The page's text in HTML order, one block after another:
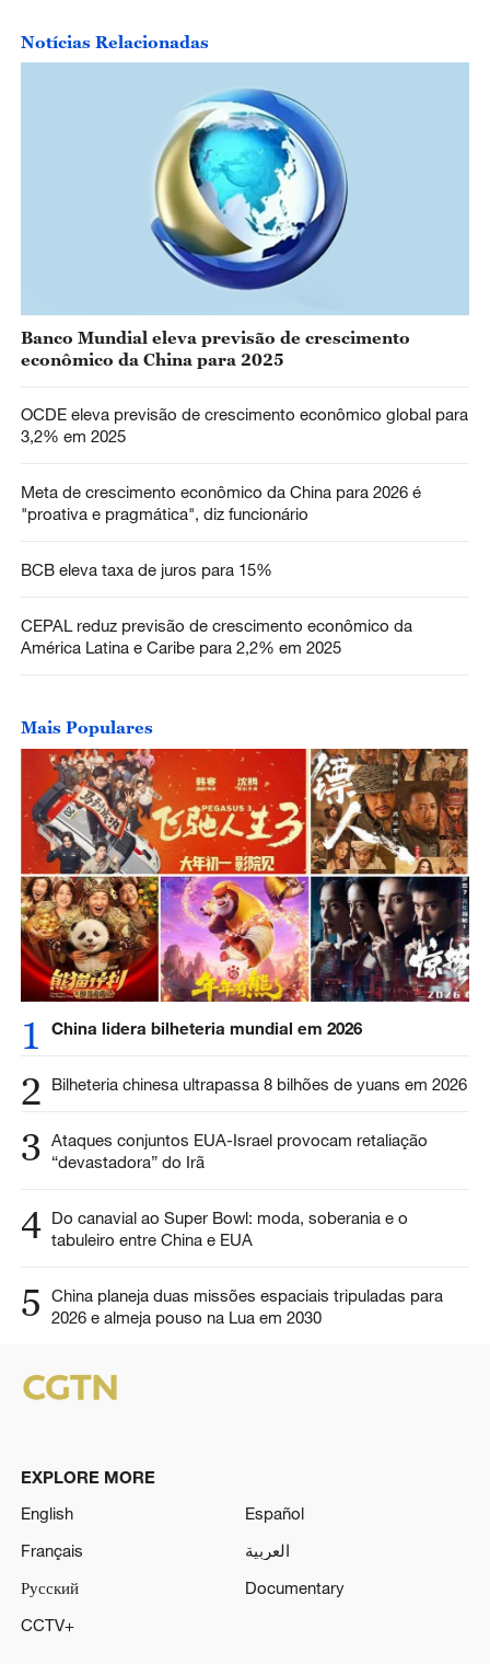
Notícias Relacionadas
Banco Mundial eleva previsão de crescimento
econômico da China para 2025
OCDE eleva previsão de crescimento econômico global para
3,2% em 2025
Meta de crescimento econômico da China para 2026 é
"proativa e pragmática", diz funcionário
BCB eleva taxa de juros para 15%
CEPAL reduz previsão de crescimento econômico da
América Latina e Caribe para 2,2% em 2025
Mais Populares
1 China lidera bilheteria mundial em 2026
2 Bilheteria chinesa ultrapassa 8 bilhões de yuans em 2026
3 Ataques conjuntos EUA-Israel provocam retaliação
“devastadora” do Irã
4 Do canavial ao Super Bowl: moda, soberania e o
tabuleiro entre China e EUA
5
China planeja duas missões espaciais tripuladas para
2026 e almeja pouso na Lua em 2030
EXPLORE MORE
English
Español
Français
العربية
Русский
Documentary
CCTV+